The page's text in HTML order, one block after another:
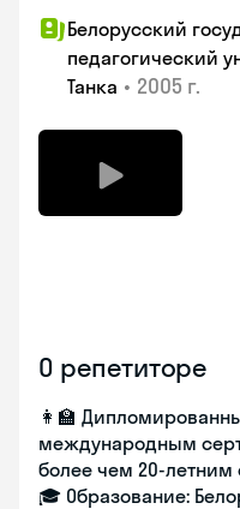
Белорусский
педагогический
Танка • 2005 г.
О репетиторе
👩‍🏫
международным
более чем 20-летним
🎓 Образование: